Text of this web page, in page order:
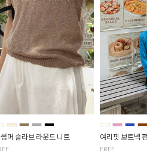
머 슬라브 라운드 니트 여리핏 보트넥
FREE